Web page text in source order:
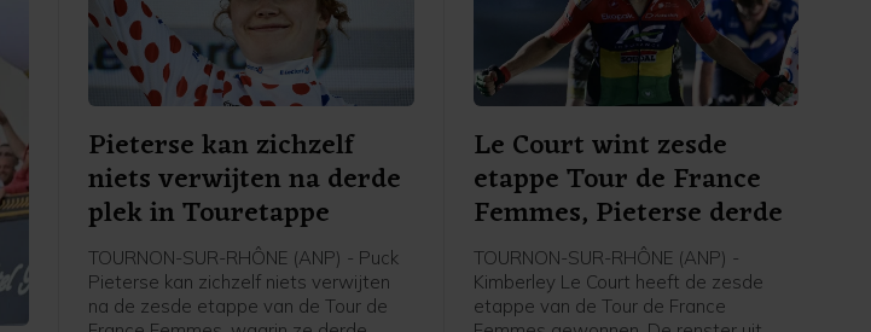
Pieterse kan zichzelf
niets verwijten na derde
plek in Touretappe
TOURNON-SUR-RHÔNE (ANP) - Puck
Pieterse kan zichzelf niets verwijten
na de zesde etappe van de Tour de
Le Court wint zesde
etappe Tour de France
Femmes, Pieterse derde
TOURNON-SUR-RHÔNE (ANP) -
Kimberley Le Court heeft de zesde
etappe van de Tour de France